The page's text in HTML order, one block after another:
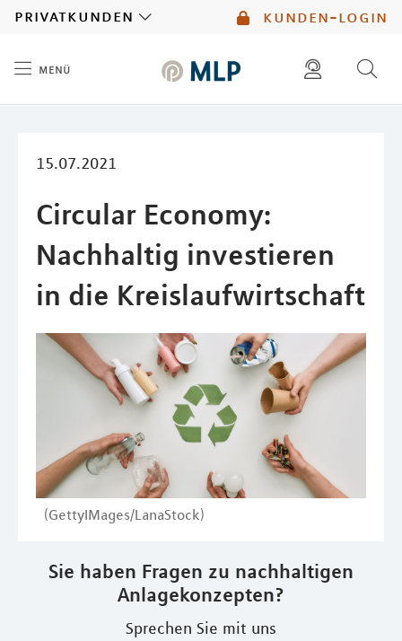
kunden-login
privatkunden
menü
15.07.2021
Circular Economy:
Nachhaltig investieren
in die Kreislaufwirtschaft
(GettyIMages/LanaStock)
Sie haben Fragen zu nachhaltigen
Anlagekonzepten?
Sprechen Sie mit uns